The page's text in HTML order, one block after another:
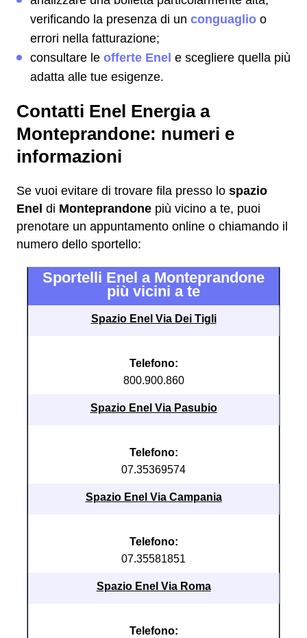
verificando la presenza di un conguaglio o
errori nella fatturazione;
consultare le offerte Enel e scegliere quella più
adatta alle tue esigenze.
Contatti Enel Energia a
Monteprandone: numeri e
informazioni
Se vuoi evitare di trovare fila presso lo spazio
Enel di Monteprandone più vicino a te, puoi
prenotare un appuntamento online o chiamando il
numero dello sportello:
Sportelli Enel a Monteprandone
più vicini a te
Spazio Enel Via Dei Tigli
Telefono:
800.900.860
Spazio Enel Via Pasubio
Telefono:
07.35369574
Spazio Enel Via Campania
Telefono:
07.35581851
Spazio Enel Via Roma
Telefono: